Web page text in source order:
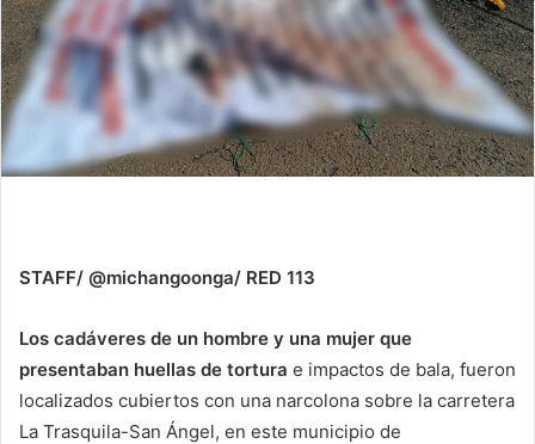
STAFF/ @michangoonga/ RED 113
Los cadáveres de un hombre y una mujer que
presentaban huellas de tortura e impactos de bala, fueron
localizados cubiertos con una narcolona sobre la carretera
La Trasquila-San Ángel, en este municipio de